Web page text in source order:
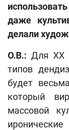
даже
делали
О.В.: Для ХХ
типов
будет
который
массовой